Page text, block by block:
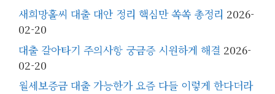
새희망홀씨 대출 대안 정리 핵심만 쏙쏙 총정리 2026-
02-20
대출 갈아타기 주의사항 궁금증 시원하게 해결 2026-
02-20
월세보증금 대출 가능한가 요즘 다들 이렇게 한다더라